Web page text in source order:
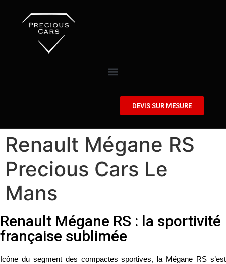
DEVIS SUR MESURE
Renault Mégane RS
Precious Cars Le
Mans
Renault Mégane RS : la sportivité
française sublimée
Icône du segment des compactes sportives, la Mégane RS s’est